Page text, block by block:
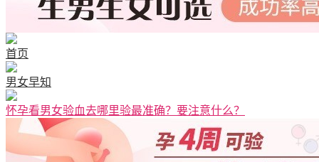
首页
男女早知
怀孕看男女验血去哪里验最准确？要注意什么？